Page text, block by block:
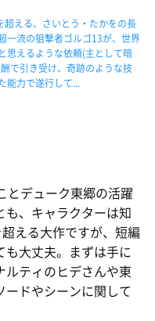
超える、さいとう・たかをの長
一流の狙撃者ゴルゴ13が、世界
思えるような依頼(主として暗
で引き受け、奇跡のような技
能力で遂行して...
とデューク東郷の活躍
も、キャラクターは知
える大作ですが、短編
大丈夫。まずは手に
ティのヒデさんや東
ドやシーンに関して